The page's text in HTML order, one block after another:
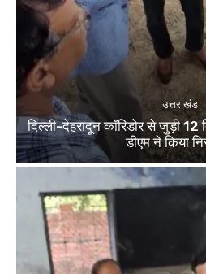
उत्तराखंड
दिल्ली-देहरादून कॉरिडोर से जुड़ी 12
डीएम ने किया